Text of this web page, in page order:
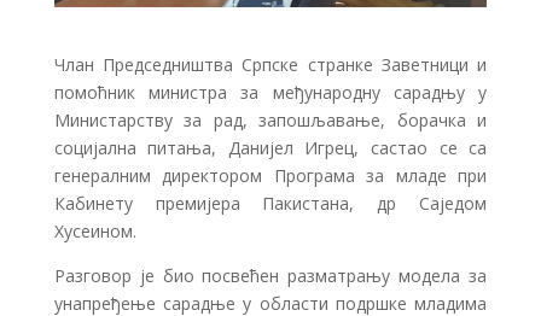
Члан Председништва Српске странке Заветници и
помоћник министра за међународну сарадњу у
Министарству за рад, запошљавање, борачка и
социјална питања, Данијел Игрец, састао се са
генералним директором Програма за младе при
Кабинету премијера Пакистана, др Саједом
Хусеином.
Разговор је био посвећен разматрању модела за
унапређење сарадње у области подршке младима